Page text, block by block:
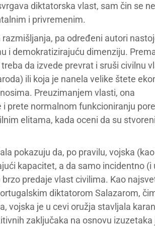
diktatorska vlast, sam čin se
i privremenim.
pa određeni autori
i demokratizirajuću dimenziju.
da izvede prevrat i sruši civilnu
ili koja je nanela velike štete
Preuzimanjem vlasti, ona
prete normalnom funkcioniranju
elitama, kada oceni da su
pokazuju da, po pravilu, vojska (kao
kapacitet, a da samo incidentno (i
predaje vlast civilima. Kao
diktatorom Salazarom,
vojska je u cevi oružja stavljala
zaključaka na osnovu izuzetaka